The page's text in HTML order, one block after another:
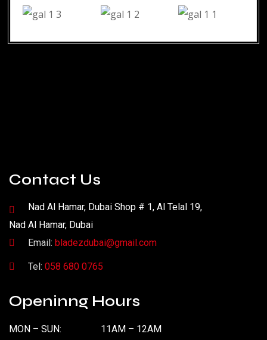
Contact Us
Nad Al Hamar, Dubai Shop # 1, Al Telal 19,
Nad Al Hamar, Dubai
Email: bladezdubai@gmail.com
Tel: 058 680 0765
Openinng Hours
MON – SUN: 11AM – 12AM